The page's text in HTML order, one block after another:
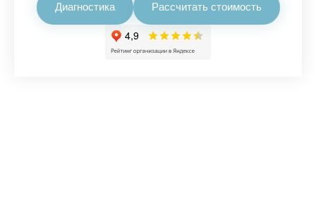
Диагностика Рассчитать стоимость